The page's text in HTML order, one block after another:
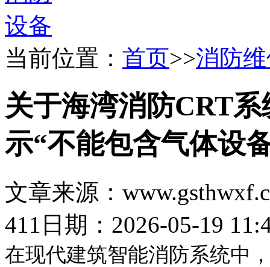
当前位置： 首页>>消防
关于海湾消防CRT
示“不能包含气体设
文章来源：
411 日期：2026-05-19
在现代建筑智能消防系统中